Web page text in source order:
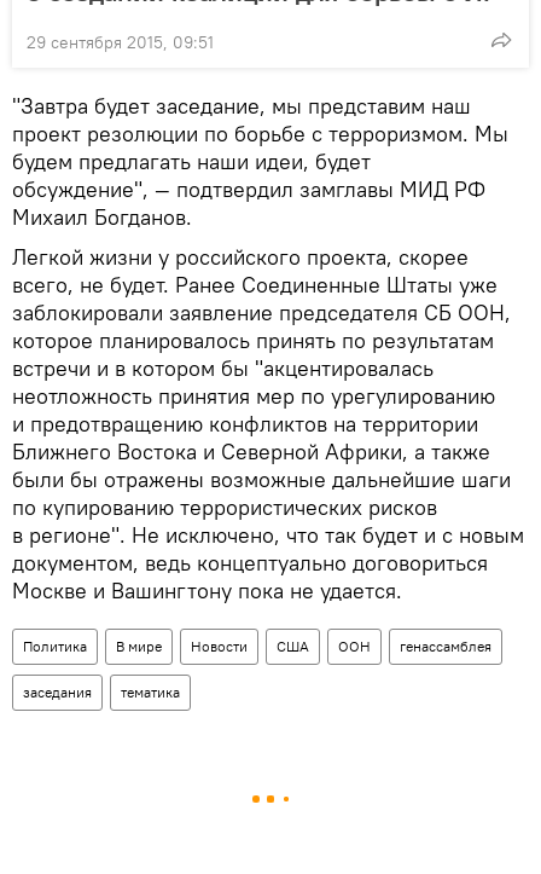
29 сентября 2015, 09:51
"Завтра будет заседание, мы представим наш
проект резолюции по борьбе с терроризмом. Мы
будем предлагать наши идеи, будет
обсуждение", — подтвердил замглавы МИД РФ
Михаил Богданов.
Легкой жизни у российского проекта, скорее
всего, не будет. Ранее Соединенные Штаты уже
заблокировали заявление председателя СБ ООН,
которое планировалось принять по результатам
встречи и в котором бы "акцентировалась
неотложность принятия мер по урегулированию
и предотвращению конфликтов на территории
Ближнего Востока и Северной Африки, а также
были бы отражены возможные дальнейшие шаги
по купированию террористических рисков
в регионе". Не исключено, что так будет и с новым
документом, ведь концептуально договориться
Москве и Вашингтону пока не удается.
Политика В мире Новости США ООН генассамблея
заседания тематика